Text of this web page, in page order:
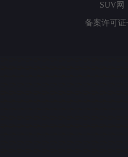
SUV网
备案许可证